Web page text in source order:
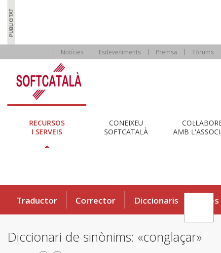
Notícies Esdeveniments Premsa Fòrums
RECURSOS
I SERVEIS
CONEIXEU
SOFTCATALÀ
AMB
Traductor Corrector Diccionaris Eines
Diccionari de sinònims: «conglaçar»